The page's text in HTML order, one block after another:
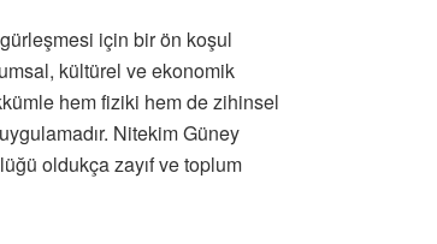
için bir ön koşul
kültürel ve ekonomik
hem fiziki hem de zihinsel
Nitekim Güney
oldukça zayıf ve toplum